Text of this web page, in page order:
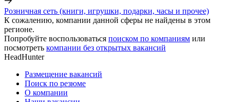
Розничная сеть (книги, игрушки, подарки, часы и прочее)
К сожалению, компании данной сферы не найдены в этом
регионе.
Попробуйте воспользоваться поиском по компаниям или
посмотреть компании без открытых вакансий
HeadHunter
Размещение вакансий
Поиск по резюме
О компании